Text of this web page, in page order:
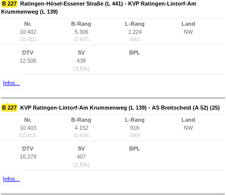
B 227 Ratingen-Hösel-Essener Straße (L 441) - KVP Ratingen-Lintorf-Am
Krummenweg (L 139)
Nr.
10.402
(10.411)
B-Rang
5.306
(2.937)
L-Rang
1.224
(642)
Land
NW
DTV
12.506
SV
438
(3,5%)
BPL
Infos...
B 227 KVP Ratingen-Lintorf-Am Krummenweg (L 139) - AS Breitscheid (A 52) (25)
Nr.
10.403
(10.412)
B-Rang
4.152
(1.819)
L-Rang
916
(340)
Land
NW
DTV
16.279
SV
407
(2,5%)
BPL
Infos...